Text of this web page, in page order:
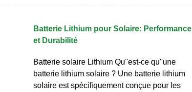
Batterie Lithium pour Solaire: Performance
et Durabilité
Batterie solaire Lithium Qu''est-ce qu''une
batterie lithium solaire ? Une batterie lithium
solaire est spécifiquement conçue pour les